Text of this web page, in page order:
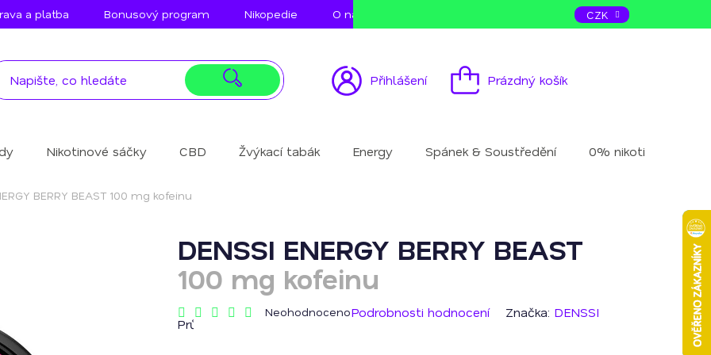
a platba Bonusový program Nikopedie O nás CZK
Přihlášení
Nákupní
Prázdný košík
Nikotinové sáčky CBD Žvýkací tabák Energy Spánek & Soustředění 0% nikotinu
BERRY BEAST 100 mg kofeinu
DENSSI ENERGY BERRY BEAST
100 mg kofeinu
Průměrné
NeohodnocenoPodrobnosti hodnocení Značka: DENSSI